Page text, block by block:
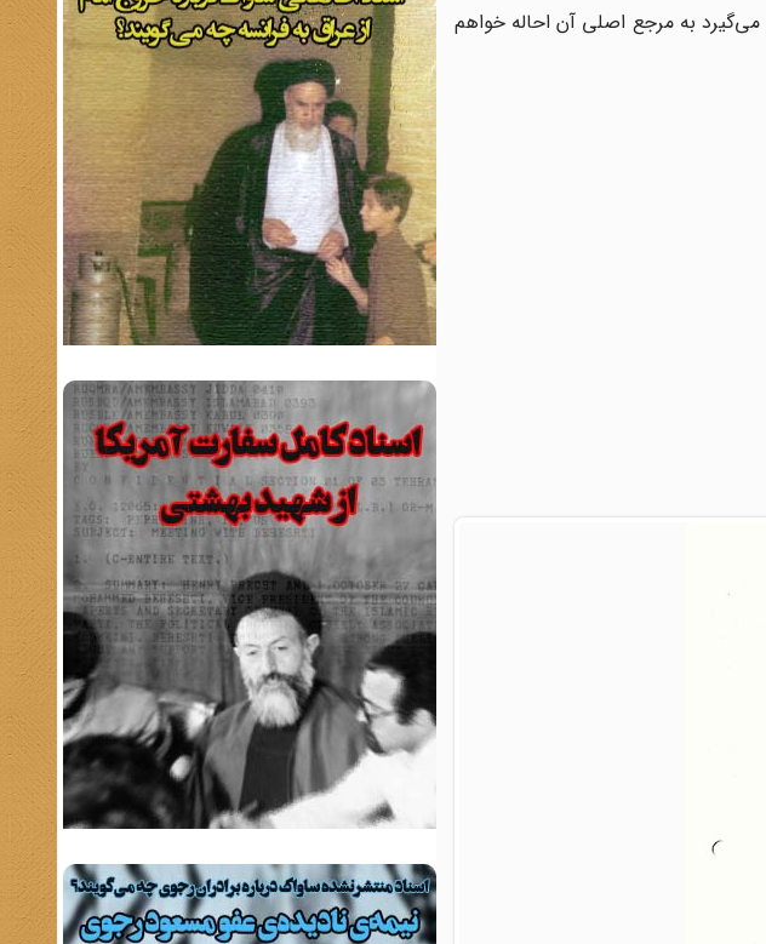
می‌گیرد به مرجع اصلی آن احاله خواهم